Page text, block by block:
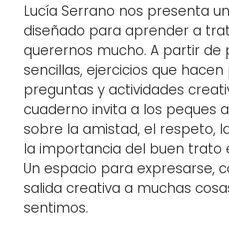
Lucía Serrano nos presenta
diseñado para aprender a
querernos mucho. A partir de
sencillas, ejercicios que hacen
preguntas y actividades
cuaderno invita a los peques
sobre la amistad, el respeto,
la importancia del buen trato
Un espacio para expresarse,
salida creativa a muchas
sentimos.